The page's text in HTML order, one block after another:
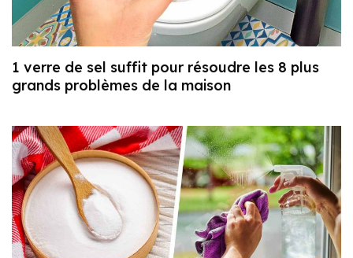
1 verre de sel suffit pour résoudre les 8 plus
grands problèmes de la maison